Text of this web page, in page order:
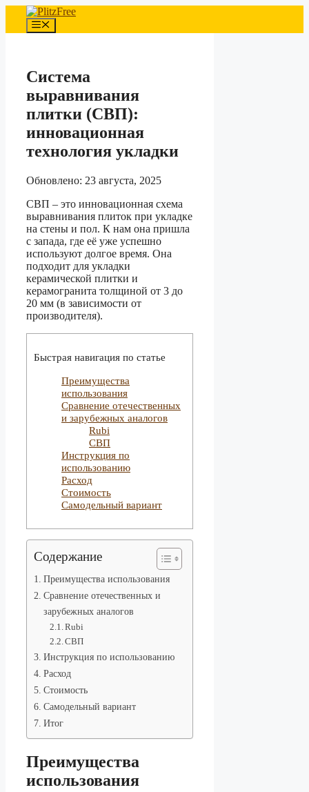
Перейти
содержимому
Меню
Система
выравнивания
плитки (СВП):
инновационная
технология укладки
Обновлено: 23 августа, 2025
СВП – это инновационная схема
выравнивания плиток при укладке
на стены и пол. К нам она пришла
с запада, где её уже успешно
используют долгое время. Она
подходит для укладки
керамической плитки и
керамогранита толщиной от 3 до
20 мм (в зависимости от
производителя).
Быстрая навигация по статье
Преимущества
использования
Сравнение отечественных
и зарубежных аналогов
Rubi
СВП
Инструкция по
использованию
Расход
Стоимость
Самодельный вариант
Содержание
Преимущества использования
Сравнение отечественных и
зарубежных аналогов
Rubi
СВП
Инструкция по использованию
Расход
Стоимость
Самодельный вариант
Итог
Преимущества
использования